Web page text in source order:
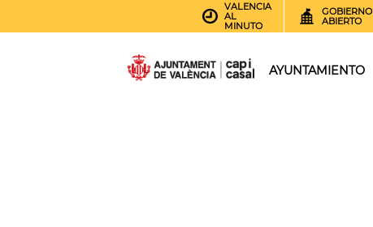
VALENCIA
AL
MINUTO
GOBIERNO
ABIERTO
AYUNTAMIENTO